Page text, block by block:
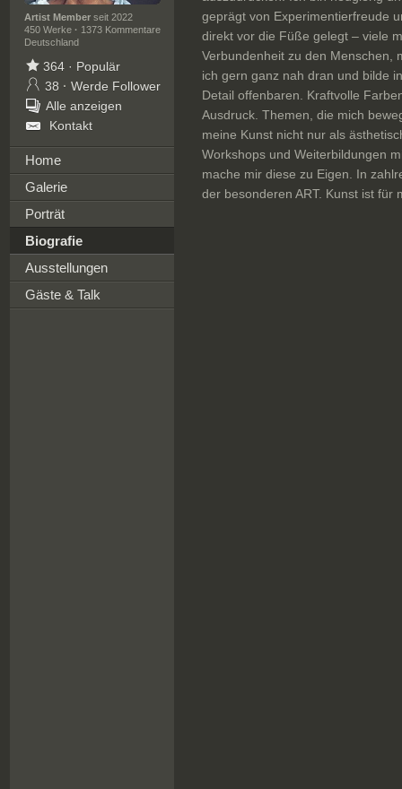
Artist Memberseit 2022
450 Werke · 1373 Kommentare
Deutschland
364· Populär
38 · Werde Follower
Alle anzeigen
Kontakt
Home
Galerie
Porträt
Biografie
Ausstellungen
Gäste & Talk
geprägt von Experimentierfreude
direkt vor die Füße gelegt – viele
Verbundenheit zu den Menschen,
ich gern ganz nah dran und bilde
Detail offenbaren. Kraftvolle
Ausdruck. Themen, die mich
meine Kunst nicht nur als
Workshops und Weiterbildungen
mache mir diese zu Eigen. In
der besonderen ART. Kunst ist für